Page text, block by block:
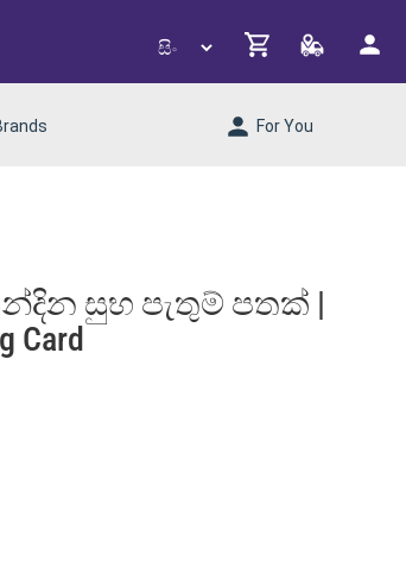
For You
සුභ පැතුම් පතක් |
Card